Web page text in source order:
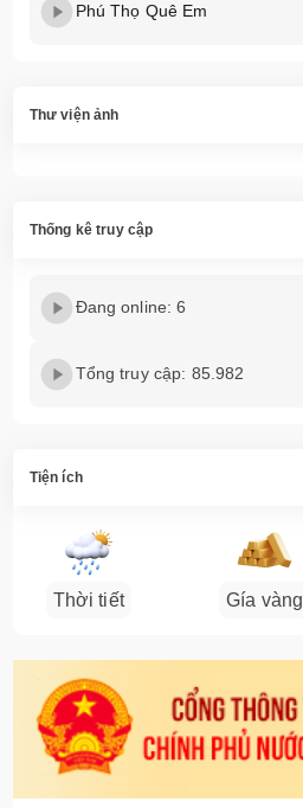
Phú Thọ Quê Em
Thư viện ảnh
Thống kê truy cập
Đang online: 6
Tổng truy cập: 85.982
Tiện ích
Thời tiết Gía vàng